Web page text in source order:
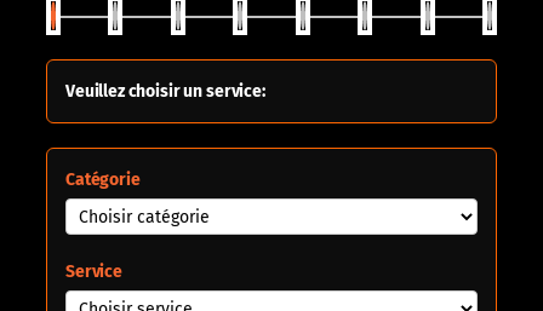
Veuillez choisir un service:
Catégorie
Service